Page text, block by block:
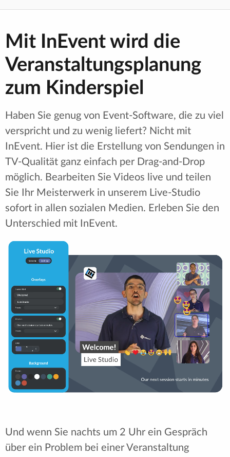
Mit InEvent wird die
Veranstaltungsplanung
zum Kinderspiel
Haben Sie genug von Event-Software, die zu viel
verspricht und zu wenig liefert? Nicht mit
InEvent. Hier ist die Erstellung von Sendungen in
TV-Qualität ganz einfach per Drag-and-Drop
möglich. Bearbeiten Sie Videos live und teilen
Sie Ihr Meisterwerk in unserem Live-Studio
sofort in allen sozialen Medien. Erleben Sie den
Unterschied mit InEvent.
Und wenn Sie nachts um 2 Uhr ein Gespräch
über ein Problem bei einer Veranstaltung